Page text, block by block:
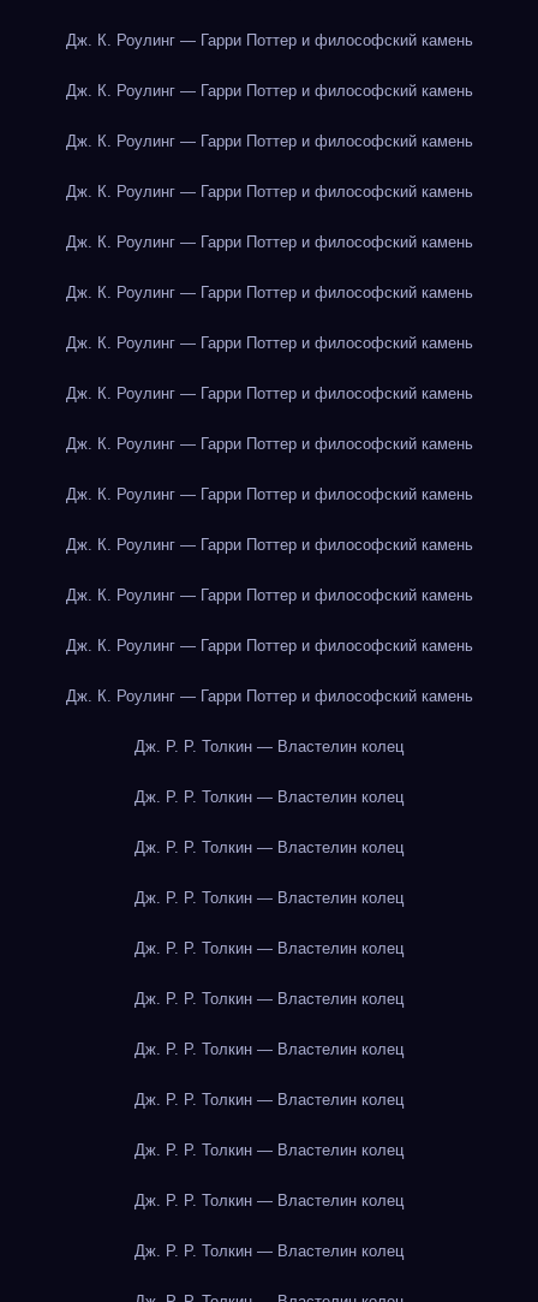
Дж. К. Роулинг — Гарри Поттер и философский камень
Дж. К. Роулинг — Гарри Поттер и философский камень
Дж. К. Роулинг — Гарри Поттер и философский камень
Дж. К. Роулинг — Гарри Поттер и философский камень
Дж. К. Роулинг — Гарри Поттер и философский камень
Дж. К. Роулинг — Гарри Поттер и философский камень
Дж. К. Роулинг — Гарри Поттер и философский камень
Дж. К. Роулинг — Гарри Поттер и философский камень
Дж. К. Роулинг — Гарри Поттер и философский камень
Дж. К. Роулинг — Гарри Поттер и философский камень
Дж. К. Роулинг — Гарри Поттер и философский камень
Дж. К. Роулинг — Гарри Поттер и философский камень
Дж. К. Роулинг — Гарри Поттер и философский камень
Дж. К. Роулинг — Гарри Поттер и философский камень
Дж. Р. Р. Толкин — Властелин колец
Дж. Р. Р. Толкин — Властелин колец
Дж. Р. Р. Толкин — Властелин колец
Дж. Р. Р. Толкин — Властелин колец
Дж. Р. Р. Толкин — Властелин колец
Дж. Р. Р. Толкин — Властелин колец
Дж. Р. Р. Толкин — Властелин колец
Дж. Р. Р. Толкин — Властелин колец
Дж. Р. Р. Толкин — Властелин колец
Дж. Р. Р. Толкин — Властелин колец
Дж. Р. Р. Толкин — Властелин колец